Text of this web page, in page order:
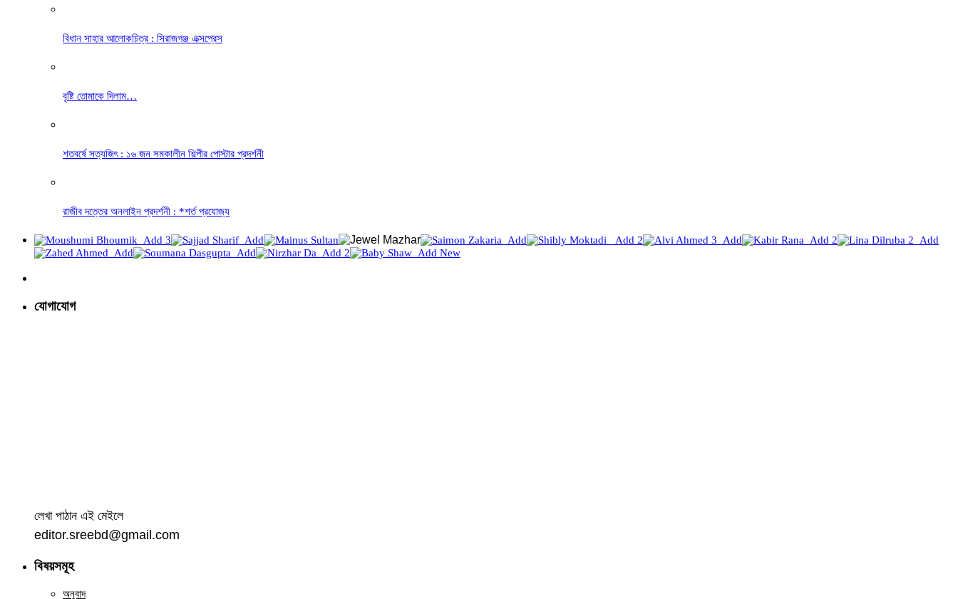
বিধান সাহার আলোকচিত্র : সিরাজগঞ্জ এক্সপ্রেস
বৃষ্টি তোমাকে দিলাম…
শতবর্ষে সত্যজিৎ : ১৬ জন সমকালীন শিল্পীর পোস্টার প্রদর্শনী
রাজীব দত্তের অনলাইন প্রদর্শনী : *শর্ত প্রযোজ্য
যোগাযোগ
লেখা পাঠান এই মেইলে
editor.sreebd@gmail.com
বিষয়সমূহ
অনুবাদ